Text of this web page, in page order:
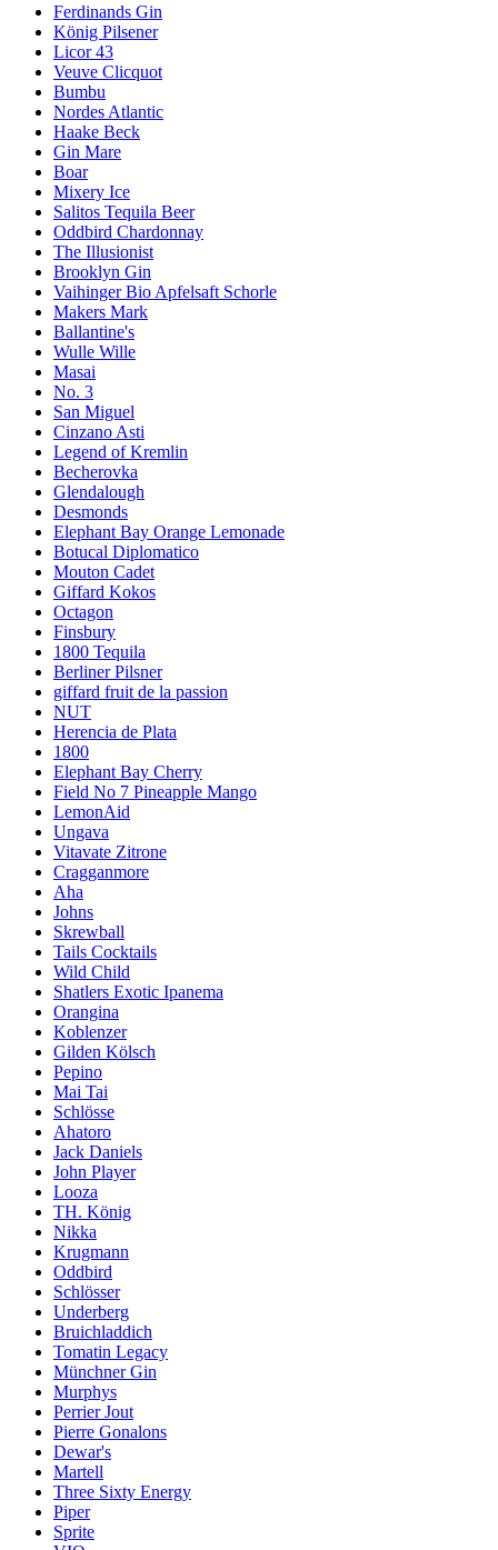
Ferdinands Gin
König Pilsener
Licor 43
Veuve Clicquot
Bumbu
Nordes Atlantic
Haake Beck
Gin Mare
Boar
Mixery Ice
Salitos Tequila Beer
Oddbird Chardonnay
The Illusionist
Brooklyn Gin
Vaihinger Bio Apfelsaft Schorle
Makers Mark
Ballantine's
Wulle Wille
Masai
No. 3
San Miguel
Cinzano Asti
Legend of Kremlin
Becherovka
Glendalough
Desmonds
Elephant Bay Orange Lemonade
Botucal Diplomatico
Mouton Cadet
Giffard Kokos
Octagon
Finsbury
1800 Tequila
Berliner Pilsner
giffard fruit de la passion
NUT
Herencia de Plata
1800
Elephant Bay Cherry
Field No 7 Pineapple Mango
LemonAid
Ungava
Vitavate Zitrone
Cragganmore
Aha
Johns
Skrewball
Tails Cocktails
Wild Child
Shatlers Exotic Ipanema
Orangina
Koblenzer
Gilden Kölsch
Pepino
Mai Tai
Schlösse
Ahatoro
Jack Daniels
John Player
Looza
TH. König
Nikka
Krugmann
Oddbird
Schlösser
Underberg
Bruichladdich
Tomatin Legacy
Münchner Gin
Murphys
Perrier Jout
Pierre Gonalons
Dewar's
Martell
Three Sixty Energy
Piper
Sprite